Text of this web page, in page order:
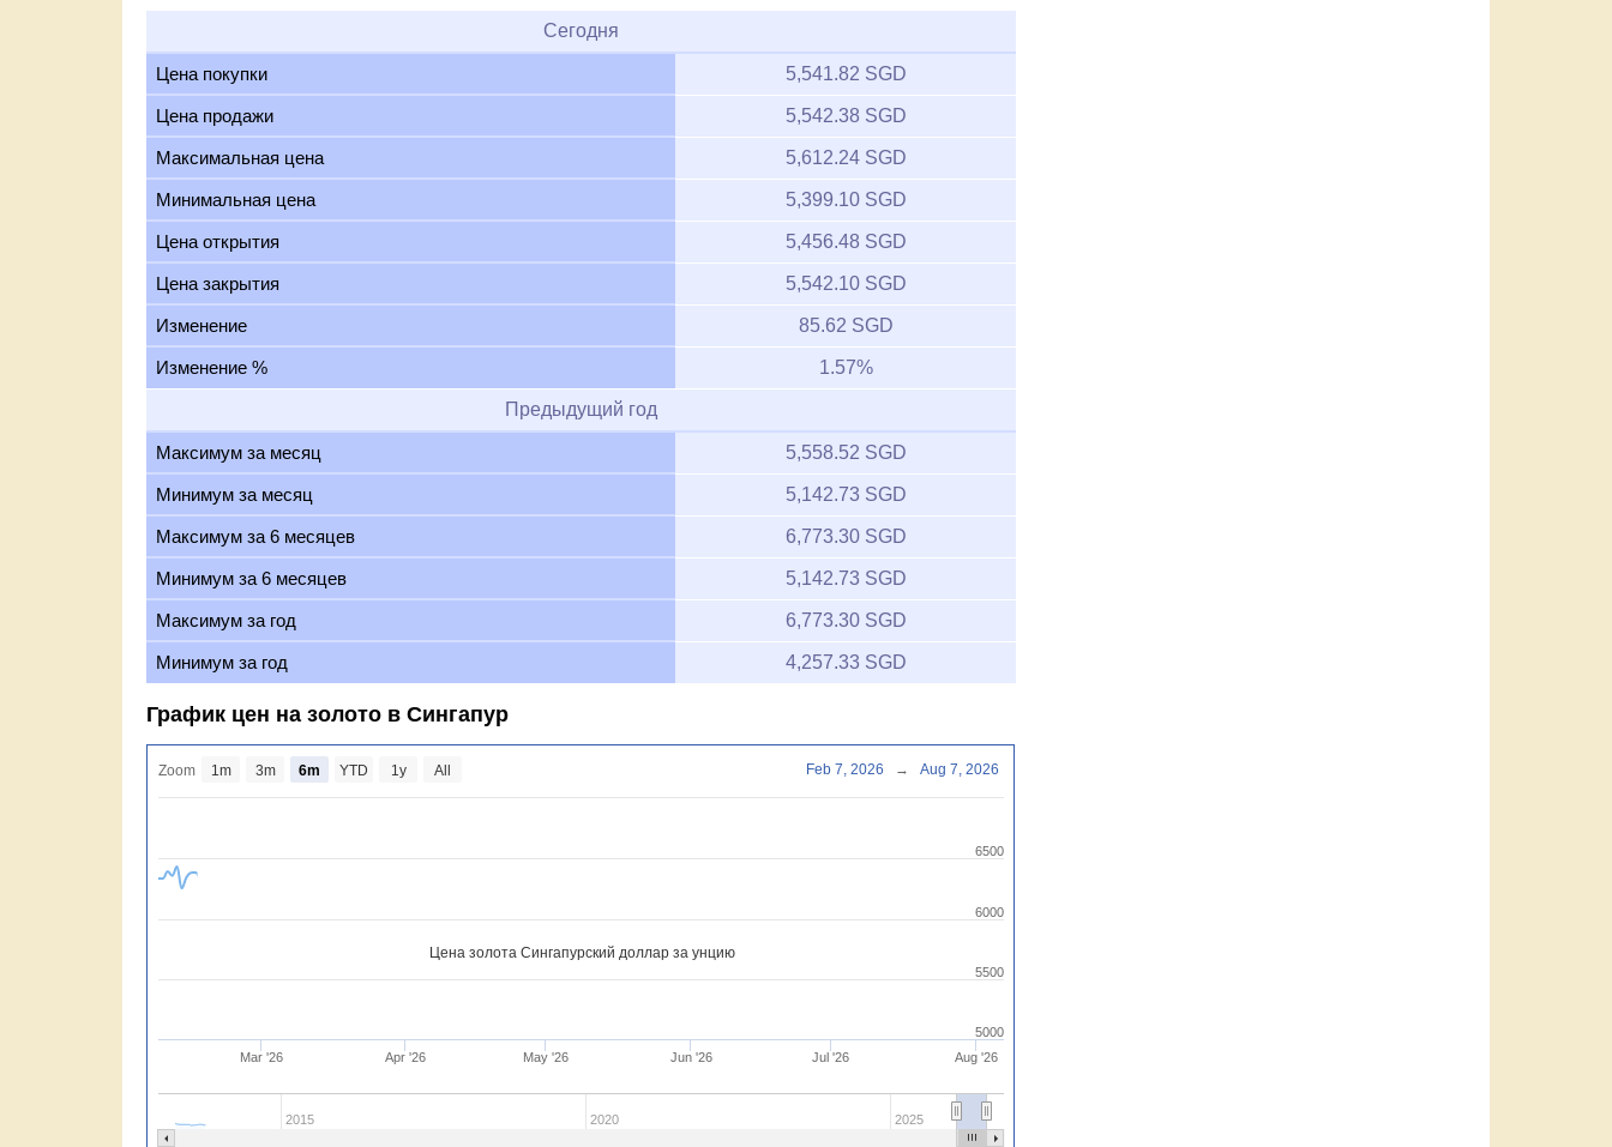
Сегодня
Цена покупки 5,541.82 SGD
Цена продажи 5,542.38 SGD
Максимальная цена 5,612.24 SGD
Минимальная цена 5,399.10 SGD
Цена открытия 5,456.48 SGD
Цена закрытия 5,542.10 SGD
Изменение 85.62 SGD
Изменение % 1.57%
Предыдущий год
Максимум за месяц 5,558.52 SGD
Минимум за месяц 5,142.73 SGD
Максимум за 6 месяцев 6,773.30 SGD
Минимум за 6 месяцев 5,142.73 SGD
Максимум за год 6,773.30 SGD
Минимум за год 4,257.33 SGD
График цен на золото в Сингапур
Цена золота Сингапурский доллар за унцию
Mar '26 Apr '26 May '26 Jun '26 Jul '26 Aug '26
2015 2020 2025
5000
5500
6000
6500
Zoom 1m 3m 6m YTD 1y All Feb 7, 2026 → Aug 7, 2026